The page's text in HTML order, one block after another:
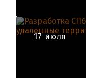
17 июля